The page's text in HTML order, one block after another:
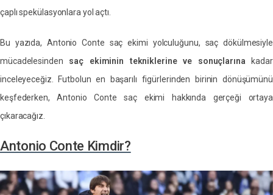
çaplı spekülasyonlara yol açtı.
Bu yazıda, Antonio Conte saç ekimi yolculuğunu, saç dökülmesiyle
mücadelesinden saç ekiminin tekniklerine ve sonuçlarına kadar
inceleyeceğiz. Futbolun en başarılı figürlerinden birinin dönüşümünü
keşfederken, Antonio Conte saç ekimi hakkında gerçeği ortaya
çıkaracağız.
Antonio Conte Kimdir?